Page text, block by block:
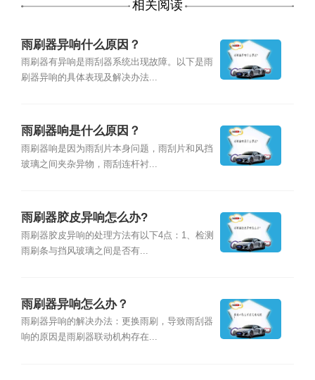
相关阅读
雨刷器异响什么原因？
雨刷器有异响是雨刮器系统出现故障。以下是雨
刷器异响的具体表现及解决办法...
雨刷器响是什么原因？
雨刷器响是因为雨刮片本身问题，雨刮片和风挡
玻璃之间夹杂异物，雨刮连杆衬...
雨刷器胶皮异响怎么办?
雨刷器胶皮异响的处理方法有以下4点：1、检测
雨刷条与挡风玻璃之间是否有...
雨刷器异响怎么办？
雨刷器异响的解决办法：更换雨刷，导致雨刮器
响的原因是雨刷器联动机构存在...